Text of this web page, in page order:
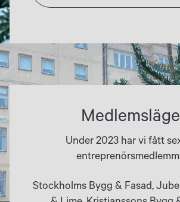
Under 2023 har vi fått
Stockholms Bygg & Fasad,